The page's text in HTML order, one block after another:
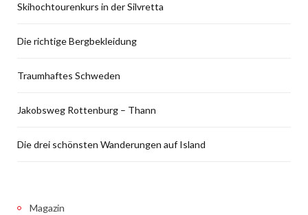
Skihochtourenkurs in der Silvretta
Die richtige Bergbekleidung
Traumhaftes Schweden
Jakobsweg Rottenburg – Thann
Die drei schönsten Wanderungen auf Island
Magazin